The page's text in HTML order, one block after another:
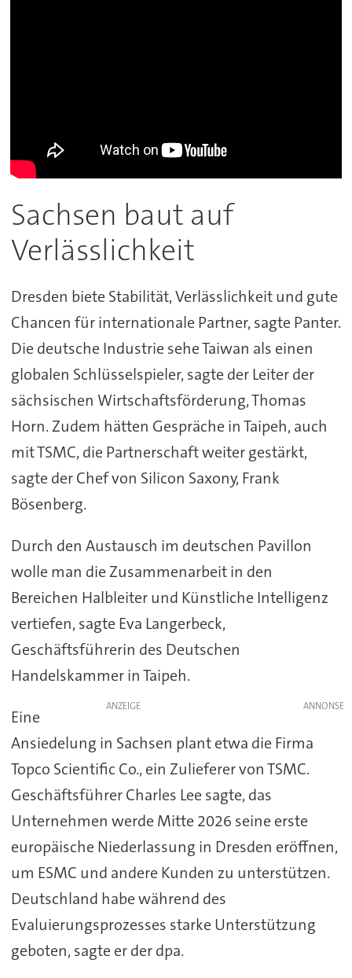
Sachsen baut auf
Verlässlichkeit
Dresden biete Stabilität, Verlässlichkeit und gute
Chancen für internationale Partner, sagte Panter.
Die deutsche Industrie sehe Taiwan als einen
globalen Schlüsselspieler, sagte der Leiter der
sächsischen Wirtschaftsförderung, Thomas
Horn. Zudem hätten Gespräche in Taipeh, auch
mit TSMC, die Partnerschaft weiter gestärkt,
sagte der Chef von Silicon Saxony, Frank
Bösenberg.
Durch den Austausch im deutschen Pavillon
wolle man die Zusammenarbeit in den
Bereichen Halbleiter und Künstliche Intelligenz
vertiefen, sagte Eva Langerbeck,
Geschäftsführerin des Deutschen
Handelskammer in Taipeh.
ANZEIGE
Eine
Ansiedelung in Sachsen plant etwa die Firma
Topco Scientific Co., ein Zulieferer von TSMC.
Geschäftsführer Charles Lee sagte, das
Unternehmen werde Mitte 2026 seine erste
europäische Niederlassung in Dresden eröffnen,
um ESMC und andere Kunden zu unterstützen.
Deutschland habe während des
Evaluierungsprozesses starke Unterstützung
geboten, sagte er der dpa.